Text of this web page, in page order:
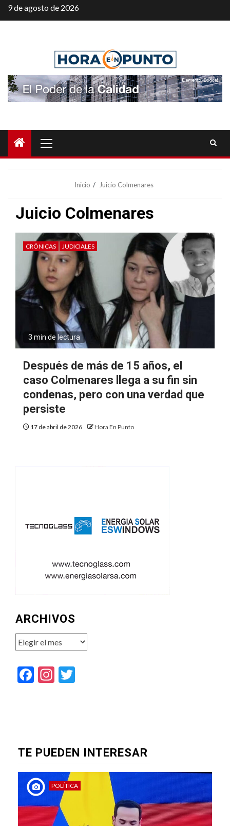
Saltar
al
9 de agosto de 2026
principal
Inicio Juicio Colmenares
Juicio Colmenares
CRÓNICAS JUDICIALES
3 min de lectura
Después de más de 15 años, el
caso Colmenares llega a su fin sin
condenas, pero con una verdad que
persiste
17 de abril de 2026 Hora En Punto
ARCHIVOS
Archivos
Facebook
Instagram
TE PUEDEN INTERESAR
POLÍTICA